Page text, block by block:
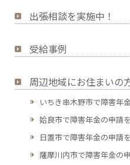
出張相談を実施中！
受給事例
周辺地域にお住まいの
いちき串木野市で障害年
姶良市で障害年金の申請
日置市で障害年金の申請
薩摩川内市で障害年金の